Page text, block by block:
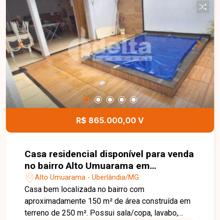
R$ 865.000,00 V
Casa residencial disponível para venda
no bairro Alto Umuarama em
Uberlândia-MG
Alto Umuarama - Uberlândia/MG
Casa bem localizada no bairro com
aproximadamente 150 m² de área construída em
terreno de 250 m². Possui sala/copa, lavabo,